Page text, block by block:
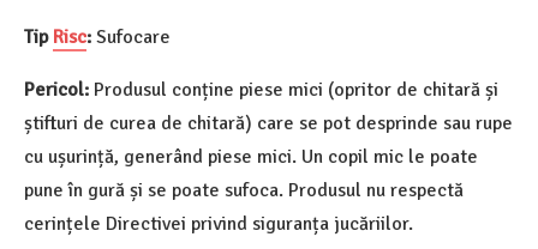
Tip Risc: Sufocare
Pericol: Produsul conține piese mici (opritor de chitară și
știfturi de curea de chitară) care se pot desprinde sau rupe
cu ușurință, generând piese mici. Un copil mic le poate
pune în gură și se poate sufoca. Produsul nu respectă
cerințele Directivei privind siguranța jucăriilor.